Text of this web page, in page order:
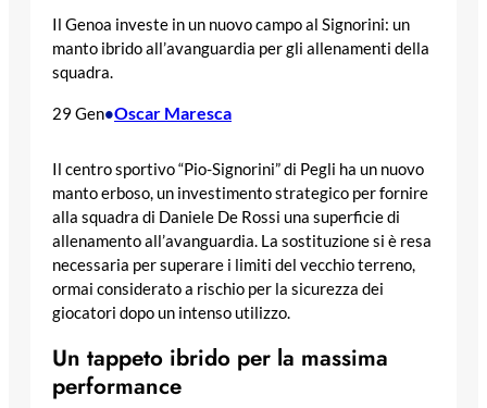
Il Genoa investe in un nuovo campo al Signorini: un
manto ibrido all’avanguardia per gli allenamenti della
squadra.
29 Gen•Oscar Maresca
Il centro sportivo “Pio-Signorini” di Pegli ha un nuovo
manto erboso, un investimento strategico per fornire
alla squadra di Daniele De Rossi una superficie di
allenamento all’avanguardia. La sostituzione si è resa
necessaria per superare i limiti del vecchio terreno,
ormai considerato a rischio per la sicurezza dei
giocatori dopo un intenso utilizzo.
Un tappeto ibrido per la massima
performance